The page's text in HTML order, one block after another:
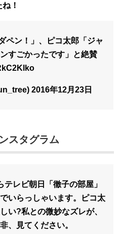
！
ペン！」、ピコ太郎「ジャ
すごかったです」と絶賛
2016年12月23日
スタグラム
レビ朝日「徹子の部屋」
いらっしゃいます。ピコ太
い?私との微妙なズレが、
、見てください。